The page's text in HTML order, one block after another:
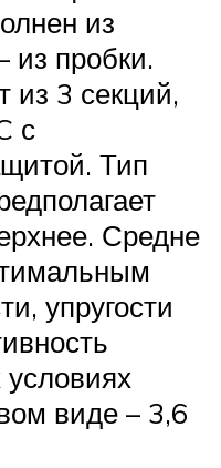
из
из пробки.
из 3 секций,
с
Тип
Средне
упругости
виде – 3,6